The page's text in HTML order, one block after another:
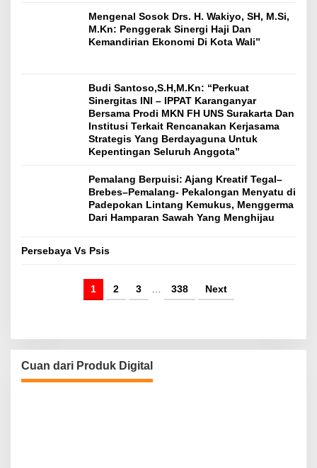
Mengenal Sosok Drs. H. Wakiyo, SH, M.Si,
M.Kn: Penggerak Sinergi Haji Dan
Kemandirian Ekonomi Di Kota Wali”
Budi Santoso,S.H,M.Kn: “Perkuat
Sinergitas INI – IPPAT Karanganyar
Bersama Prodi MKN FH UNS Surakarta Dan
Institusi Terkait Rencanakan Kerjasama
Strategis Yang Berdayaguna Untuk
Kepentingan Seluruh Anggota”
Pemalang Berpuisi: Ajang Kreatif Tegal–
Brebes–Pemalang- Pekalongan Menyatu di
Padepokan Lintang Kemukus, Menggerma
Dari Hamparan Sawah Yang Menghijau
Persebaya Vs Psis
1 2 3 338 Next
Cuan dari Produk Digital